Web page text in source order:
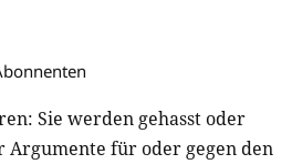
Sie werden gehasst oder
Argumente für oder gegen den